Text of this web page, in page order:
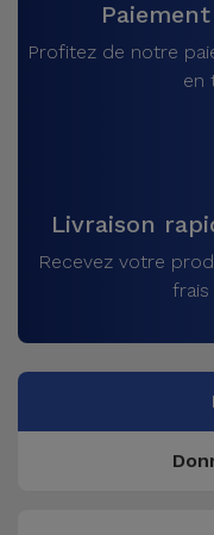
Profitez de notre
en
Livraison
Recevez votre
frais